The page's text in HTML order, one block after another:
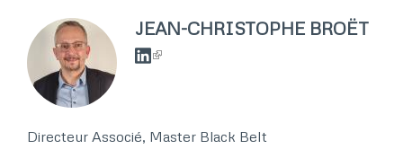
JEAN-CHRISTOPHE BROËT
Directeur Associé, Master Black Belt